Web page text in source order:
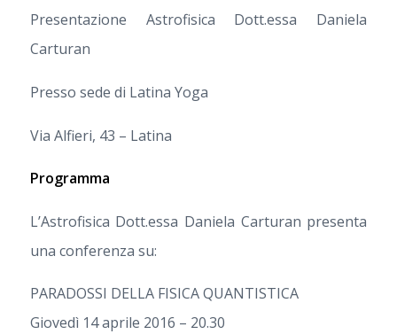
Presentazione Astrofisica Dott.essa Daniela
Carturan
Presso sede di Latina Yoga
Via Alfieri, 43 – Latina
Programma
L’Astrofisica Dott.essa Daniela Carturan presenta
una conferenza su:
PARADOSSI DELLA FISICA QUANTISTICA
Giovedì 14 aprile 2016 – 20.30